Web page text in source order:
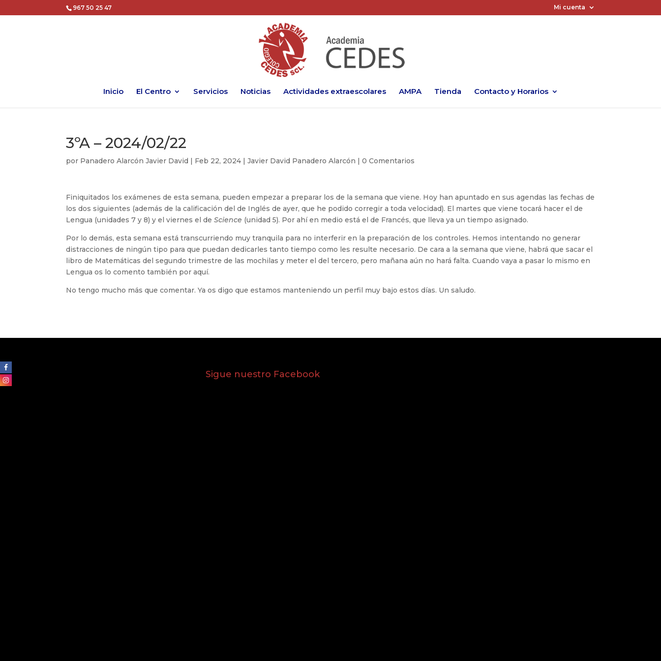
967 50 25 47 Mi cuenta
Inicio El Centro Servicios Noticias Actividades extraescolares AMPA Tienda Contacto y Horarios
3ºA – 2024/02/22
por Panadero Alarcón Javier David | Feb 22, 2024 |Javier David Panadero Alarcón |0 Comentarios
Finiquitados los exámenes de esta semana, pueden empezar a preparar los de la semana que viene. Hoy han apuntado en sus agendas las fechas de
los dos siguientes (además de la calificación del de Inglés de ayer, que he podido corregir a toda velocidad). El martes que viene tocará hacer el de
Lengua (unidades 7 y 8) y el viernes el deScience (unidad 5). Por ahí en medio está el de Francés, que lleva ya un tiempo asignado.
Por lo demás, esta semana está transcurriendo muy tranquila para no interferir en la preparación de los controles. Hemos intentando no generar
distracciones de ningún tipo para que puedan dedicarles tanto tiempo como les resulte necesario. De cara a la semana que viene, habrá que sacar el
libro de Matemáticas del segundo trimestre de las mochilas y meter el del tercero, pero mañana aún no hará falta. Cuando vaya a pasar lo mismo en
Lengua os lo comento también por aquí.
No tengo mucho más que comentar. Ya os digo que estamos manteniendo un perfil muy bajo estos días. Un saludo.
Sigue nuestro Facebook